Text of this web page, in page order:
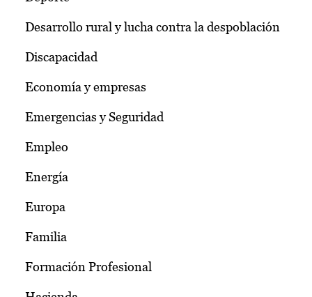
Desarrollo rural y lucha contra la despoblación
Discapacidad
Economía y empresas
Emergencias y Seguridad
Empleo
Energía
Europa
Familia
Formación Profesional